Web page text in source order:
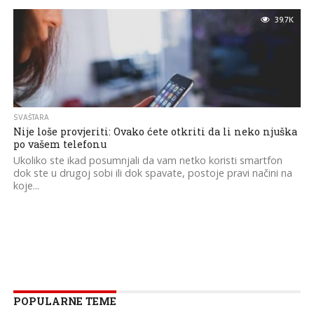
39.7K
SVAŠTARA
Nije loše provjeriti: Ovako ćete otkriti da li neko njuška
po vašem telefonu
Ukoliko ste ikad posumnjali da vam netko koristi smartfon
dok ste u drugoj sobi ili dok spavate, postoje pravi načini na
koje...
POPULARNE TEME